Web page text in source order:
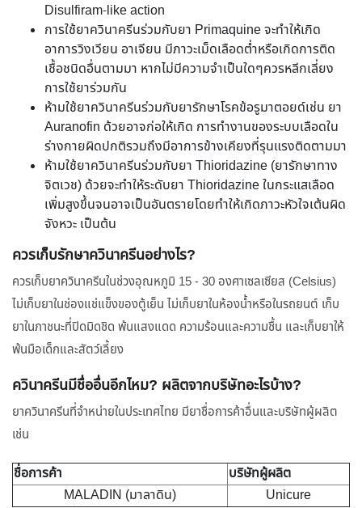
Disulfiram-like action
การใช้ยาควินาครีนร่วมกับยา Primaquine จะทำให้เกิด
อาการวิงเวียน อาเจียน มีภาวะเม็ดเลือดต่ำหรือเกิดการติด
เชื้อชนิดอื่นตามมา หากไม่มีความจำเป็นใดๆควรหลีกเลี่ยง
การใช้ยาร่วมกัน
ห้ามใช้ยาควินาครีนร่วมกับยารักษาโรคข้อรูมาตอยด์เช่น ยา
Auranofin ด้วยอาจก่อให้เกิด การทำงานของระบบเลือดใน
ร่างกายผิดปกติรวมถึงมีอาการข้างเคียงที่รุนแรงติดตามมา
ห้ามใช้ยาควินาครีนร่วมกับยา Thioridazine (ยารักษาทาง
จิตเวช) ด้วยจะทำให้ระดับยา Thioridazine ในกระแสเลือด
เพิ่มสูงขึ้นจนอาจเป็นอันตรายโดยทำให้เกิดภาวะหัวใจเต้นผิด
จังหวะ เป็นต้น
ควรเก็บรักษาควินาครีนอย่างไร?
ควรเก็บยาควินาครีนในช่วงอุณหภูมิ 15 - 30 องศาเซลเซียส (Celsius)
ไม่เก็บยาในช่องแช่แข็งของตู้เย็น ไม่เก็บยาในห้องน้ำหรือในรถยนต์ เก็บ
ยาในภาชนะที่ปิดมิดชิด พ้นแสงแดด ความร้อนและความชื้น และเก็บยาให้
พ้นมือเด็กและสัตว์เลี้ยง
ควินาครีนมีชื่ออื่นอีกไหม? ผลิตจากบริษัทอะไรบ้าง?
ยาควินาครีนที่จำหน่ายในประเทศไทย มียาชื่อการค้าอื่นและบริษัทผู้ผลิต
เช่น
ชื่อการค้า
บริษัทผู้ผลิต
MALADIN (มาลาดิน)
Unicure